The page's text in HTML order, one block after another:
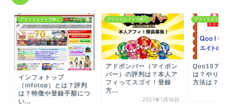
リエイトで稼ぐ
フォトップ
）とは？評判
特徴や登録手順につ
アフィリエイトで稼ぐ
アドボンバー（マイボン
バー）の評判は？本人ア
フィってスゴイ！登録
方...
2021年1月16日
アフィリエイトで稼ぐ
Qoo10アフィリエイ
は？やり方や報酬の
方法は？Qmone...